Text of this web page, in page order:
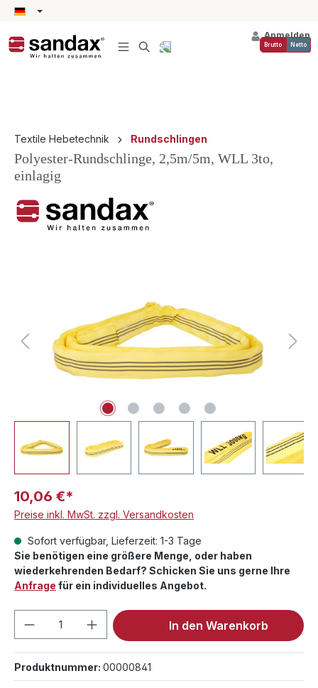
springen
Anmelden
Brutto Netto
Textile Hebetechnik Rundschlingen
Polyester-Rundschlinge, 2,5m/5m, WLL 3to,
einlagig
10,06 €*
Preise inkl. MwSt. zzgl. Versandkosten
Sofort verfügbar, Lieferzeit: 1-3 Tage
Sie benötigen eine größere Menge, oder haben
wiederkehrenden Bedarf? Schicken Sie uns gerne Ihre
Anfrage für ein individuelles Angebot.
Produkt Anzahl: Gib denIn den Warenkorb
Produktnummer: 00000841